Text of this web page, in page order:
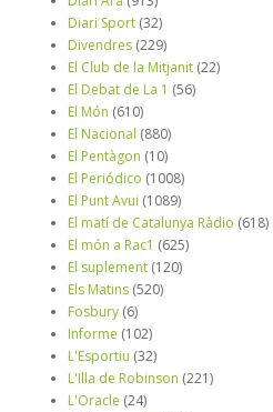
Diari Sport (32)
Divendres (229)
El Club de la Mitjanit (22)
El Debat de La 1 (56)
El Món (610)
El Nacional (880)
El Pentàgon (10)
El Periódico (1008)
El Punt Avui (1089)
El matí de Catalunya Ràdio (618)
El món a Rac1 (625)
El suplement (120)
Els Matins (520)
Fosbury (6)
Informe (102)
L'Esportiu (32)
L'Illa de Robinson (221)
L'Oracle (24)